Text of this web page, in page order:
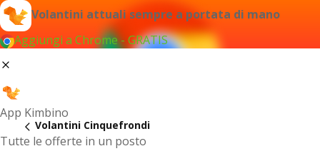
Volantini attuali sempre a portata di mano
Aggiungi a Chrome - GRATIS
App Kimbino
Tutte le offerte in un posto
Volantini Cinquefrondi